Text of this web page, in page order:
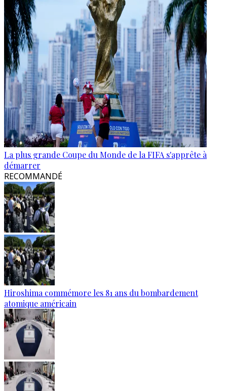
La plus grande Coupe du Monde de la FIFA s'apprête à
démarrer
RECOMMANDÉ
Hiroshima commémore les 81 ans du bombardement
atomique américain